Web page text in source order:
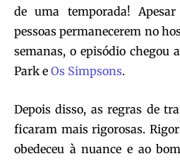
de uma temporada!
pessoas permanecerem no
semanas, o episódio chegou
Park e Os Simpsons.
Depois disso, as regras de
ficaram mais rigorosas.
obedeceu à nuance e ao